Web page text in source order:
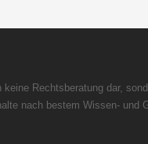
keine Rechtsberatung dar,
nach bestem Wissen-